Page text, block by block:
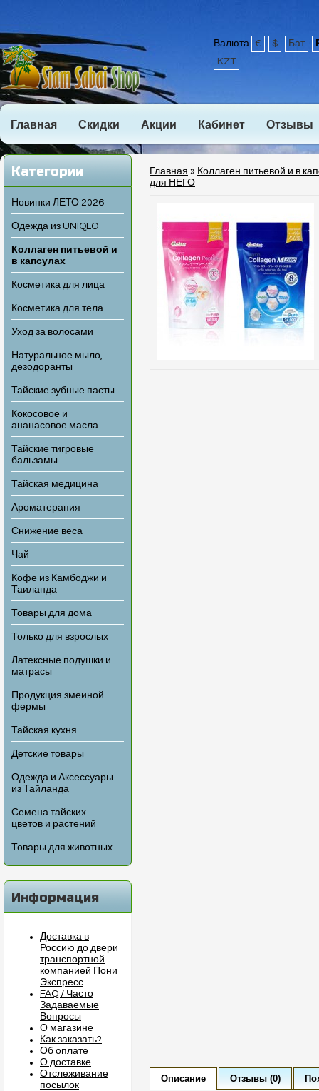
Валюта € $ Бат
KZT
Главная Скидки Акции Кабинет Отзывы
Категории
Новинки ЛЕТО 2026
Одежда из UNIQLO
Коллаген питьевой и
в капсулах
Косметика для лица
Косметика для тела
Уход за волосами
Натуральное мыло,
дезодоранты
Тайские зубные пасты
Кокосовое и
ананасовое масла
Тайские тигровые
бальзамы
Тайская медицина
Ароматерапия
Снижение веса
Чай
Кофе из Камбоджи и
Таиланда
Товары для дома
Только для взрослых
Латексные подушки и
матрасы
Продукция змеиной
фермы
Тайская кухня
Детские товары
Одежда и Аксессуары
из Тайланда
Семена тайских
цветов и растений
Товары для животных
Информация
Доставка в
Россию до двери
транспортной
компанией Пони
Экспресс
FAQ / Часто
Задаваемые
Вопросы
О магазине
Как заказать?
Об оплате
О доставке
Отслеживание
посылок
Главная » Коллаген питьевой и в
для НЕГО
Описание Отзывы (0)